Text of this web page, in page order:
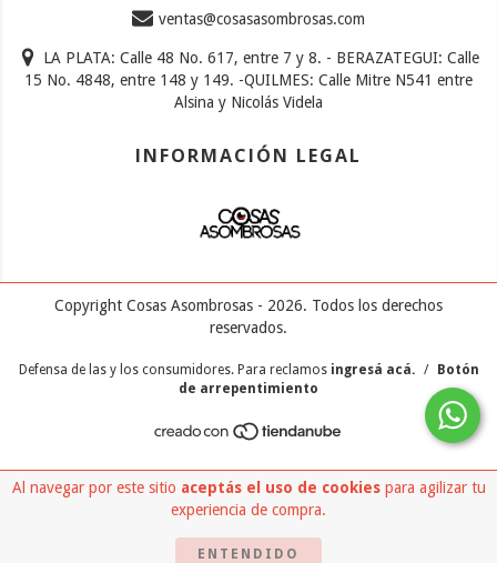
Al navegar por este sitio aceptás el uso de cookiespara agilizar tu
experiencia de compra.
ENTENDIDO
ventas@cosasasombrosas.com
LA PLATA: Calle 48 No. 617, entre 7 y 8. - BERAZATEGUI: Calle
15 No. 4848, entre 148 y 149. -QUILMES: Calle Mitre N541 entre
Alsina y Nicolás Videla
INFORMACIÓN LEGAL
Copyright Cosas Asombrosas - 2026. Todos los derechos
reservados.
Defensa de las y los consumidores. Para reclamos ingresá acá. /
Botón
de arrepentimiento